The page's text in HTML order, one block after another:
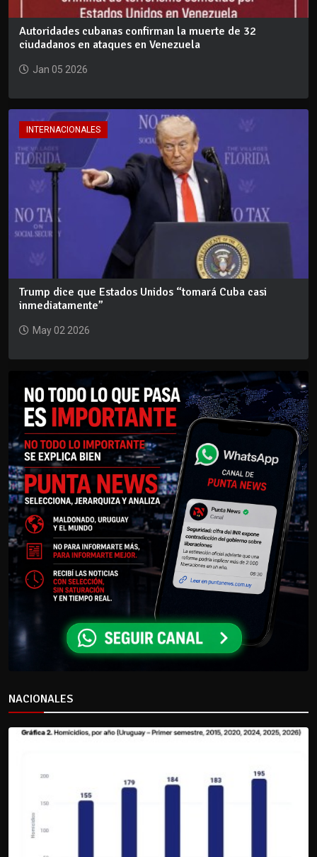
Autoridades cubanas confirman la muerte de 32
ciudadanos en ataques en Venezuela
Jan 05 2026
INTERNACIONALES
Trump dice que Estados Unidos “tomará Cuba casi
inmediatamente”
May 02 2026
NACIONALES